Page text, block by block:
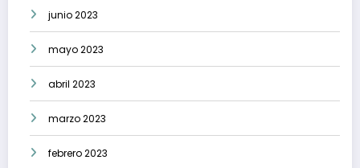
junio 2023
mayo 2023
abril 2023
marzo 2023
febrero 2023